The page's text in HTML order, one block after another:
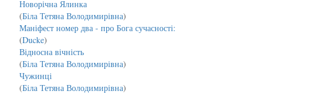
Новорічна Ялинка
(Біла Тетяна Володимирівна)
Маніфест номер два - про Бога сучасності:
(Ducke)
Відносна вічність
(Біла Тетяна Володимирівна)
Чужинці
(Біла Тетяна Володимирівна)